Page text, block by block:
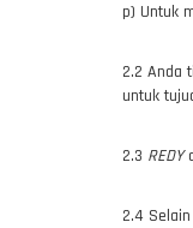
p) Untuk
2.2 Anda
untuk
2.3 REDY
2.4